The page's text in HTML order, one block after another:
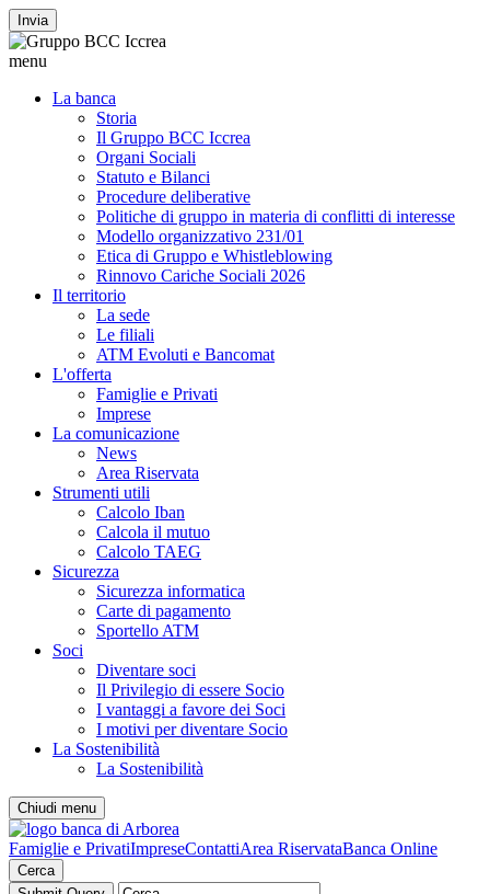
Invia
menu
La banca
Storia
Il Gruppo BCC Iccrea
Organi Sociali
Statuto e Bilanci
Procedure deliberative
Politiche di gruppo in materia di conflitti di interesse
Modello organizzativo 231/01
Etica di Gruppo e Whistleblowing
Rinnovo Cariche Sociali 2026
Il territorio
La sede
Le filiali
ATM Evoluti e Bancomat
L'offerta
Famiglie e Privati
Imprese
La comunicazione
News
Area Riservata
Strumenti utili
Calcolo Iban
Calcola il mutuo
Calcolo TAEG
Sicurezza
Sicurezza informatica
Carte di pagamento
Sportello ATM
Soci
Diventare soci
Il Privilegio di essere Socio
I vantaggi a favore dei Soci
I motivi per diventare Socio
La Sostenibilità
La Sostenibilità
Chiudi menu
Famiglie e PrivatiImpreseContattiArea RiservataBanca Online
Cerca